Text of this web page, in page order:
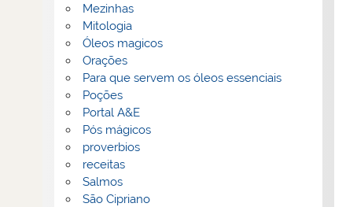
Mezinhas
Mitologia
Óleos magicos
Orações
Para que servem os óleos essenciais
Poções
Portal A&E
Pós mágicos
proverbios
receitas
Salmos
São Cipriano